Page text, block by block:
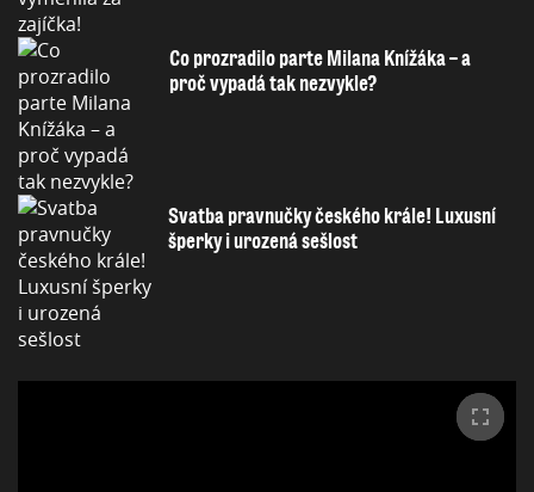
Co prozradilo parte Milana Knížáka – a
proč vypadá tak nezvykle?
Svatba pravnučky českého krále! Luxusní
šperky i urozená sešlost